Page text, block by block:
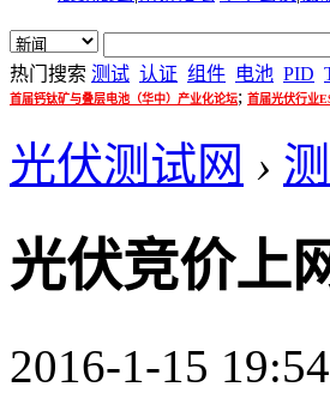
热门搜索 测试 认证 组件 电池 PID
首届钙钛矿与叠层电池（华中）产业化论坛; 首届光伏行业
光伏测试网 ›
光伏竞价上
2016-1-15 19:54